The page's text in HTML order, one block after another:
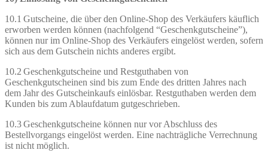
10.1 Gutscheine, die über den Online-Shop des Verkäufers käuflich
erworben werden können (nachfolgend “Geschenkgutscheine”),
können nur im Online-Shop des Verkäufers eingelöst werden, sofern
sich aus dem Gutschein nichts anderes ergibt.
10.2 Geschenkgutscheine und Restguthaben von
Geschenkgutscheinen sind bis zum Ende des dritten Jahres nach
dem Jahr des Gutscheinkaufs einlösbar. Restguthaben werden dem
Kunden bis zum Ablaufdatum gutgeschrieben.
10.3 Geschenkgutscheine können nur vor Abschluss des
Bestellvorgangs eingelöst werden. Eine nachträgliche Verrechnung
ist nicht möglich.